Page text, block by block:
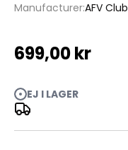
ManufacturerAFV Club
699,00 kr
EJ I LAGER